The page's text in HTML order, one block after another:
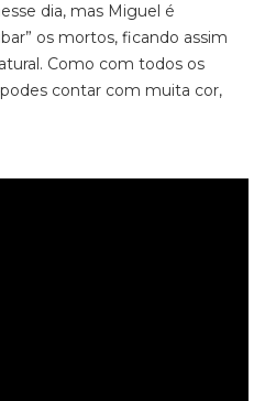
dia, mas Miguel é
os mortos, ficando assim
Como com todos os
contar com muita cor,